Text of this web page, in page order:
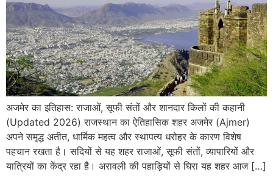
अजमेर का इतिहास: राजाओं, सूफी संतों और शानदार किलों की कहानी
(Updated 2026) राजस्थान का ऐतिहासिक शहर अजमेर (Ajmer)
अपने समृद्ध अतीत, धार्मिक महत्व और स्थापत्य धरोहर के कारण विशेष
पहचान रखता है। सदियों से यह शहर राजाओं, सूफी संतों, व्यापारियों और
यात्रियों का केंद्र रहा है। अरावली की पहाड़ियों से घिरा यह शहर आज […]